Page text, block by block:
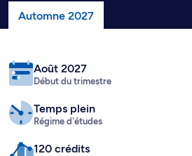
Automne 2027
Août 2027
Début du trimestre
Temps plein
Régime d'études
120 crédits